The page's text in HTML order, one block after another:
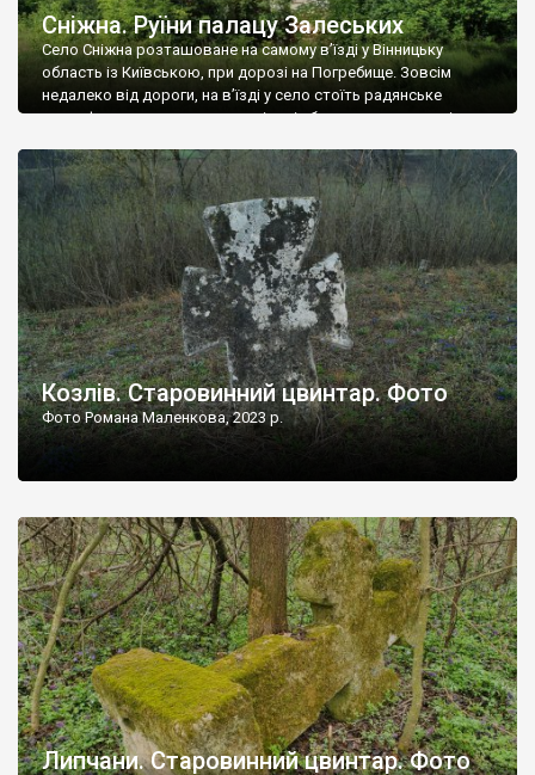
Сніжна. Руїни палацу Залеських
Село Сніжна розташоване на самому в’їзді у Вінницьку
область із Київською, при дорозі на Погребище. Зовсім
недалеко від дороги, на в’їзді у село стоїть радянське
рельєфне пано, яке показує жінку і яблуню, а трохи далі, десь
не видно, але видно дві стареньких колії у траві – […]
Козлів. Старовинний цвинтар. Фото
Фото Романа Маленкова, 2023 р.
Липчани. Старовинний цвинтар. Фото